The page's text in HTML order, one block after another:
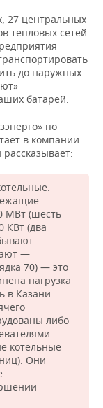
27 центральных
тепловых сетей
до наружных
батарей.
по
в компании
МВт (шесть
КВт (два
—
70) — это
нагрузка
в Казани
либо
котельные
Они